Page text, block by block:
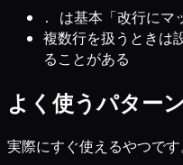
.
は基本「改行にマ
複数行を扱うときは
ることがある
よく使うパターン
実際にすぐ使えるやつです